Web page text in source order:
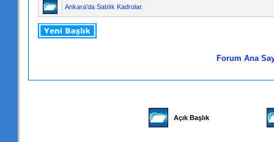
Ankara'da Satılık Kadrolar.
Forum Ana
Açık Başlık